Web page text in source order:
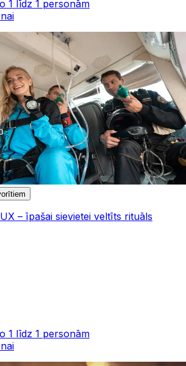
1 līdz 1 personām
– īpašai sievietei veltīts rituāls
1 līdz 1 personām